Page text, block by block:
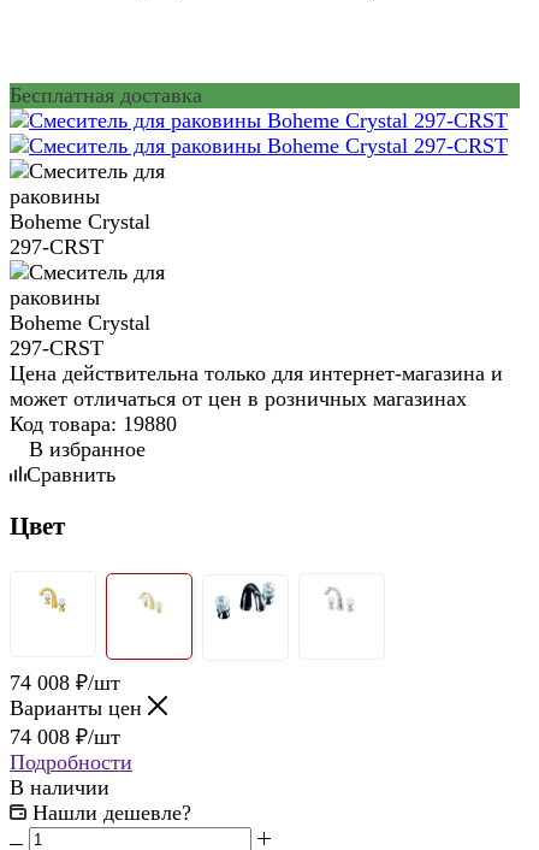
Бесплатная доставка
Цена действительна только для интернет-магазина и
может отличаться от цен в розничных магазинах
Код товара: 19880
В избранное
Сравнить
Цвет
74 008 ₽/шт
Варианты цен
74 008 ₽/шт
Подробности
В наличии
Нашли дешевле?